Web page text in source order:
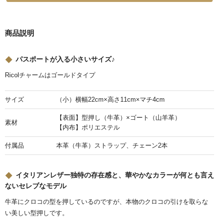
商品説明
パスポートが入る小さいサイズ♪
Ricolチャームはゴールドタイプ
サイズ （小）横幅22cm×高さ11cm×マチ4cm
素材
【表面】型押し（牛革）×ゴート（山羊革）
【内布】ポリエステル
付属品 本革（牛革）ストラップ、チェーン2本
イタリアンレザー独特の存在感と、華やかなカラーが何とも言え
ないセレブなモデル
牛革にクロコの型を押しているのですが、本物のクロコの引けを取らな
い美しい型押しです。